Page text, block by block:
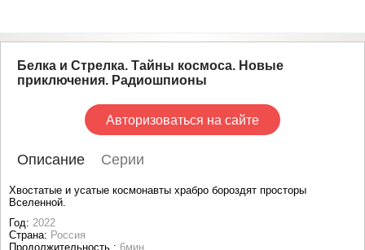
Белка и Стрелка. Тайны космоса. Новые
приключения. Радиошпионы
Авторизоваться на сайте
Описание Серии
Хвостатые и усатые космонавты храбро бороздят просторы
Вселенной.
Год: 2022
Страна: Россия
Продолжительность : 6мин.